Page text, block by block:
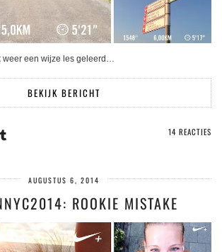
weer een wijze les geleerd…
BEKIJK BERICHT
14 REACTIES
AUGUSTUS 6, 2014
ROOKIE MISTAKE